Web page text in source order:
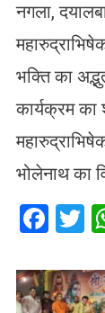
नगला,
भक्ति का
कार्यक्रम का
भोलेनाथ का